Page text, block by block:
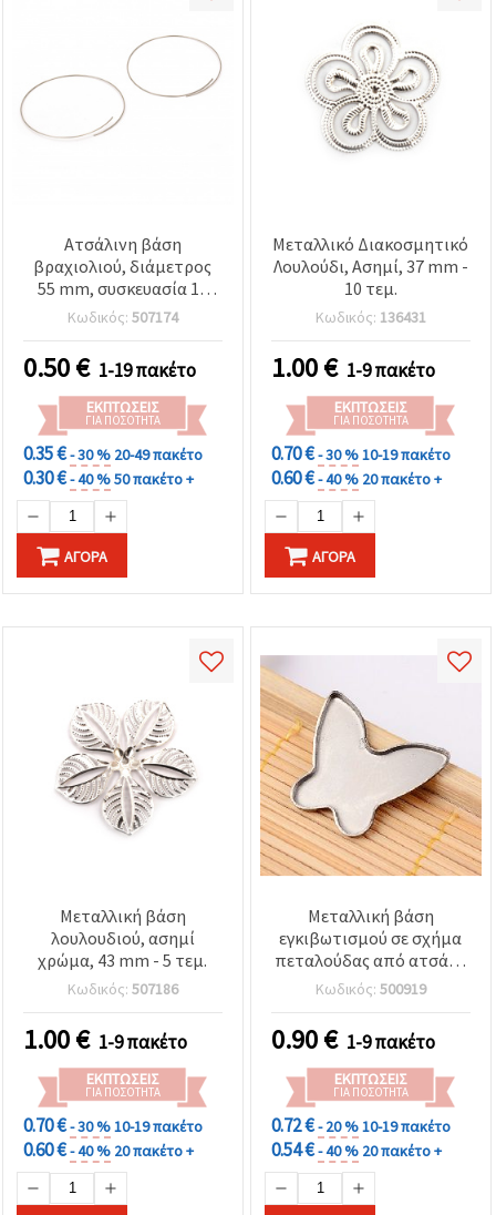
Ατσάλινη βάση
βραχιολιού, διάμετρος
55 mm, συσκευασία 10
τεμαχίων
Κωδικός: 507174
0.50€ 1-19 πακέτο
ΕΚΠΤΏΣΕΙΣ
ΓΙΑ ΠΟΣΌΤΗΤΑ
0.35 €- 30 % 20-49 πακέτο
0.30 €- 40 %50 πακέτο +
ΑΓΟΡΆ
Μεταλλικό Διακοσμητικό
Λουλούδι, Ασημί, 37 mm -
10 τεμ.
Κωδικός: 136431
1.00€ 1-9 πακέτο
ΕΚΠΤΏΣΕΙΣ
ΓΙΑ ΠΟΣΌΤΗΤΑ
0.70 €- 30 %10-19 πακέτο
0.60 €- 40 % 20 πακέτο +
ΑΓΟΡΆ
Μεταλλική βάση
λουλουδιού, ασημί
χρώμα, 43 mm - 5 τεμ.
Κωδικός: 507186
1.00€ 1-9 πακέτο
ΕΚΠΤΏΣΕΙΣ
ΓΙΑ ΠΟΣΌΤΗΤΑ
0.70 €- 30 %10-19 πακέτο
0.60 €- 40 % 20 πακέτο +
Μεταλλική βάση
εγκιβωτισμού σε σχήμα
πεταλούδας από ατσάλι,
22x19x1.2 mm - 5 τεμ.
Κωδικός: 500919
0.90€ 1-9 πακέτο
ΕΚΠΤΏΣΕΙΣ
ΓΙΑ ΠΟΣΌΤΗΤΑ
0.72 €- 20 %10-19 πακέτο
0.54 €- 40 % 20 πακέτο +